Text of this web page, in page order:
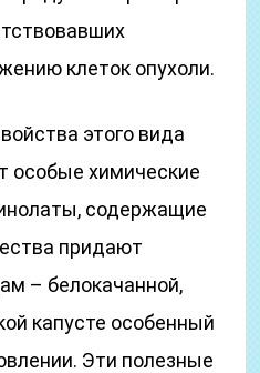
клеток опухоли.
этого вида
особые химические
содержащие
придают
– белокачанной,
капусте особенный
Эти полезные